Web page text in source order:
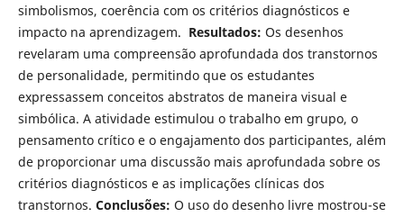
simbolismos, coerência com os critérios diagnósticos e
impacto na aprendizagem. Resultados: Os desenhos
revelaram uma compreensão aprofundada dos transtornos
de personalidade, permitindo que os estudantes
expressassem conceitos abstratos de maneira visual e
simbólica. A atividade estimulou o trabalho em grupo, o
pensamento crítico e o engajamento dos participantes, além
de proporcionar uma discussão mais aprofundada sobre os
critérios diagnósticos e as implicações clínicas dos
transtornos. Conclusões: O uso do desenho livre mostrou-se